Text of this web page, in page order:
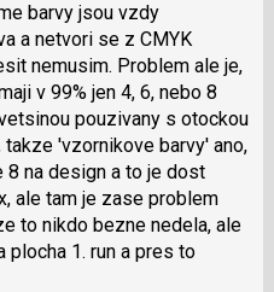
barvy jsou vzdy
a netvori se z CMYK
nemusim. Problem ale je,
v 99% jen 4, 6, nebo 8
pouzivany s otockou
'vzornikove barvy' ano,
8 na design a to je dost
ale tam je zase problem
to nikdo bezne nedela, ale
plocha 1. run a pres to